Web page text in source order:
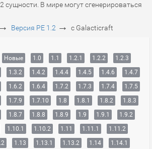
сущности. В мире могут сгенерироваться
→ Версия PE 1.2 → с Galacticraft
Новые 1.0 1.1 1.2.1 1.2.2
1.2.3
1.3.2 1.4.2 1.4.4 1.4.5 1.4.6
1.4.7
1.6.2 1.6.4 1.7.2 1.7.3 1.7.4
1.7.5
1.7.9 1.7.10 1.8 1.8.1 1.8.2
1.8.3
1.8.7 1.8.8 1.8.9 1.9 1.9.1
1.9.2
1.10.1 1.10.2 1.11 1.11.1
1.11.2
1.13 1.13.1 1.13.2 1.14
1.14.1